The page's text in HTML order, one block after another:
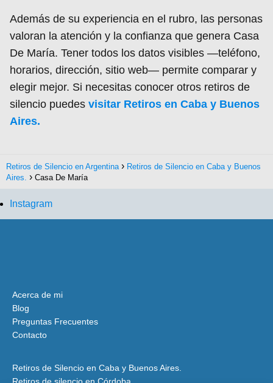
Además de su experiencia en el rubro, las personas
valoran la atención y la confianza que genera Casa
De María. Tener todos los datos visibles —teléfono,
horarios, dirección, sitio web— permite comparar y
elegir mejor. Si necesitas conocer otros retiros de
silencio puedes visitar Retiros en Caba y Buenos
Aires.
Retiros de Silencio en Argentina
Retiros de Silencio en Caba y Buenos
Aires.
Casa De María
Instagram
Acerca de mi
Blog
Preguntas Frecuentes
Contacto
Retiros de Silencio en Caba y Buenos Aires.